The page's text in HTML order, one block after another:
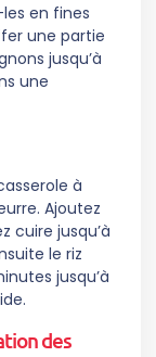
en fines
une partie
jusqu’à
une
à
Ajoutez
cuire jusqu’à
le riz
jusqu’à
des